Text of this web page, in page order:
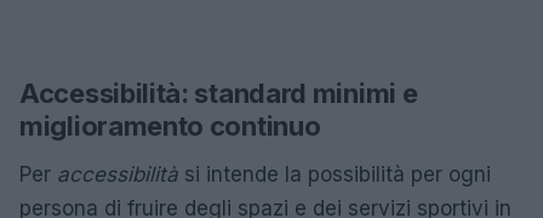
Accessibilità: standard minimi e
miglioramento continuo
Per accessibilità si intende la possibilità per ogni
persona di fruire degli spazi e dei servizi sportivi in